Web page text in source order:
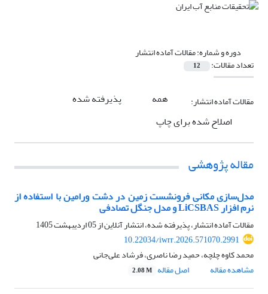
دوره و شماره:مقالات آماده انتشار
تعداد مقالات: 12
مقالات آماده انتشار: همه
پذیرفته شده
اصلاح شده برای چاپ
مقاله پژوهشی
مدل‌سازی مکانی فرونشست زمین در دشت ورامین با استفاده از
نرم افزار LiCSBAS و مدل جنگل تصادفی
مقالات آماده انتشار، پذیرفته شده، انتشار آنلاین از05 اردیبهشت 1405
10.22034/iwrr.2026.571070.2991
محمد کاوه چلچه، حمید رضا ناصری، فرشاد علی‌جانی
مشاهده مقاله
اصل مقاله 2.08 M